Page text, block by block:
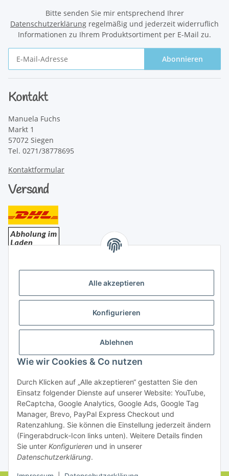
Alle akzeptieren
Konfigurieren
Ablehnen
Wie wir Cookies & Co nutzen
Durch Klicken auf „Alle akzeptieren“ gestatten Sie den
Einsatz folgender Dienste auf unserer Website: YouTube,
ReCaptcha, Google Analytics, Google Ads, Google Tag
Manager, Brevo, PayPal Express Checkout und
Ratenzahlung. Sie können die Einstellung jederzeit ändern
(Fingerabdruck-Icon links unten). Weitere Details finden
Sie unter Konfigurieren und in unserer
Datenschutzerklärung.
Bitte senden Sie mir entsprechend Ihrer
Datenschutzerklärung regelmäßig und jederzeit widerruflich
Informationen zu Ihrem Produktsortiment per E-Mail zu.
Abonnieren
Kontakt
Manuela Fuchs
Markt 1
57072 Siegen
Tel. 0271/38778695
Kontaktformular
Versand
Rechtliches
Vertrag widerrufen
* Alle Preise inkl. gesetzlicher USt., zzgl.